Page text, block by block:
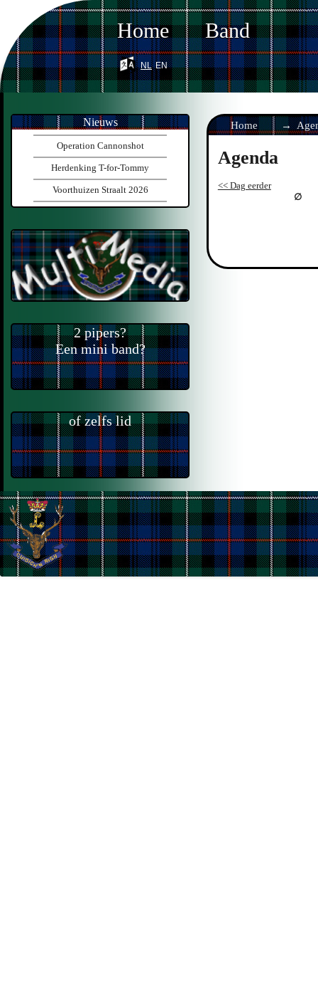
Home Band
nl en
Home
Agenda
<< Dag eerder
Nieuws
Operation Cannonshot
Herdenking T-for-Tommy
Voorthuizen Straalt 2026
2 pipers?
Een mini band?
of zelfs lid